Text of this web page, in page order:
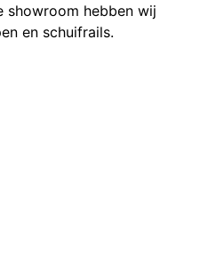
showroom hebben wij
en schuifrails.